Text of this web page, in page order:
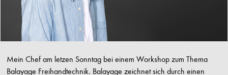
Mein Chef am letzen Sonntag bei einem Workshop zum Thema
Balayage Freihandtechnik. Balayage zeichnet sich durch einen